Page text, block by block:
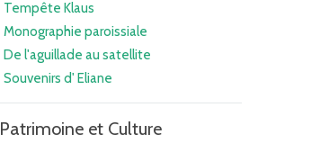
Tempête Klaus
Monographie paroissiale
De l'aguillade au satellite
Souvenirs d' Eliane
Patrimoine et Culture